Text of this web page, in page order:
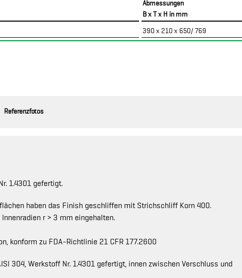
Abmessungen
B x T x H in mm
390 x 210 x 650/ 769
Referenzfotos
1.4301 gefertigt.
haben das Finish geschliffen mit Strichschliff Korn 400.
r > 3 mm eingehalten.
konform zu FDA-Richtlinie 21 CFR 177.2600
304, Werkstoff Nr. 1.4301 gefertigt, innen zwischen Verschluss und